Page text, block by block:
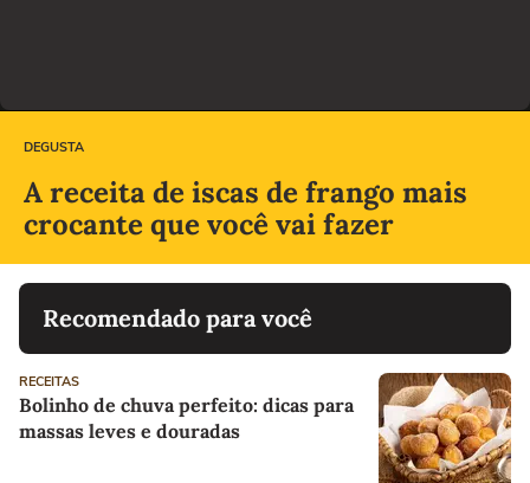
DEGUSTA
A receita de iscas de frango mais
crocante que você vai fazer
Recomendado para você
RECEITAS
Bolinho de chuva perfeito: dicas para
massas leves e douradas